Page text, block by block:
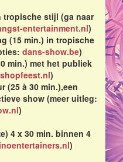
tropische stijl (ga naar
entertainment.nl)
(15 min.) in tropische
dans-show.be)
min.) met het publiek
)
(25 à 30 min.),een
show (meer uitleg:
)
4 x 30 min. binnen 4
)